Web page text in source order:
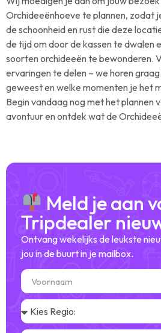
Orchideeënhoeve te plannen, zodat
de schoonheid en rust die deze
de tijd om door de kassen te dwalen
soorten orchideeën te bewonderen.
ervaringen te delen – we horen
geweest en welke momenten je het
Begin vandaag nog met het plannen
avontuur en ontdek wat de
Meld je aan
Tripdealer
Ontvang wekelijks de leukste
jou in de buurt in je mailbox.